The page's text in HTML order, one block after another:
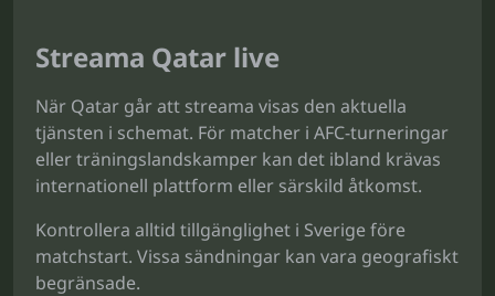
Streama Qatar live
När Qatar går att streama visas den aktuella
tjänsten i schemat. För matcher i AFC-turneringar
eller träningslandskamper kan det ibland krävas
internationell plattform eller särskild åtkomst.
Kontrollera alltid tillgänglighet i Sverige före
matchstart. Vissa sändningar kan vara geografiskt
begränsade.